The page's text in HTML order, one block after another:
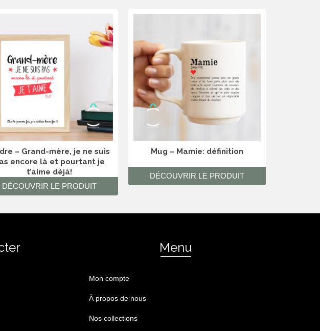
– Grand-mère, je ne suis
encore là et pourtant je
t’aime déjà!
DÉCOUVRIR LE PRODUIT
Mug – Mamie: définition
DÉCOUVRIR LE PRODUIT
Menu
Mon compte
À propos de nous
Nos collections